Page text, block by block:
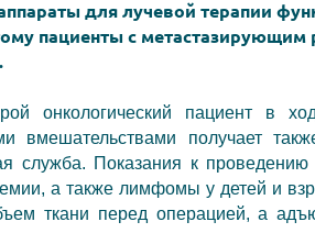
для лучевой терапии
пациенты с
онкологический пациент в
вмешательствами получает
служба. Показания к
, а также лимфомы у детей и
ткани перед операцией, а